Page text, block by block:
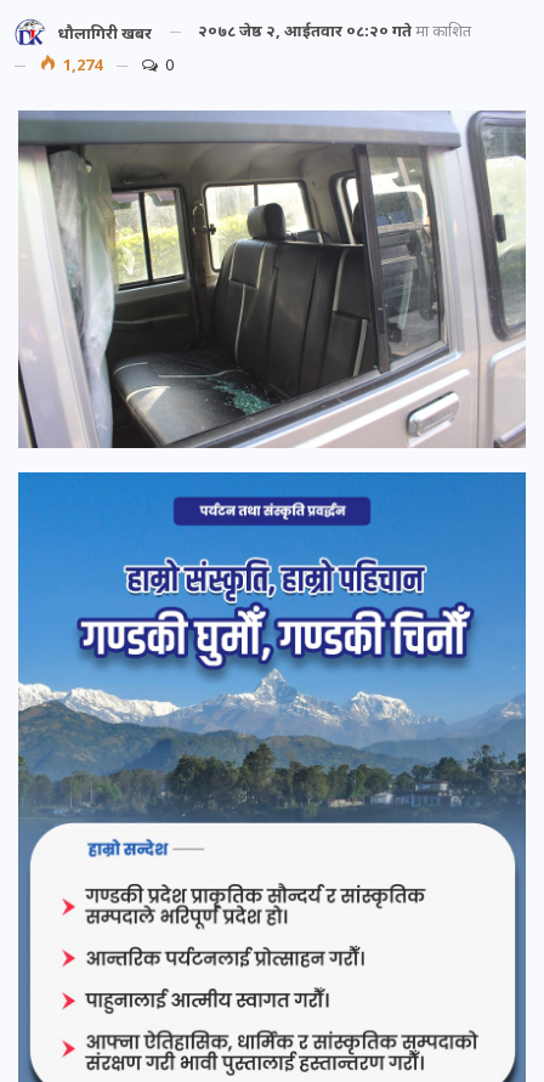
धौलागिरी खबर २०७८ जेष्ठ २, आईतवार ०८:२० गतेमा प्रकाशित
1,274
0